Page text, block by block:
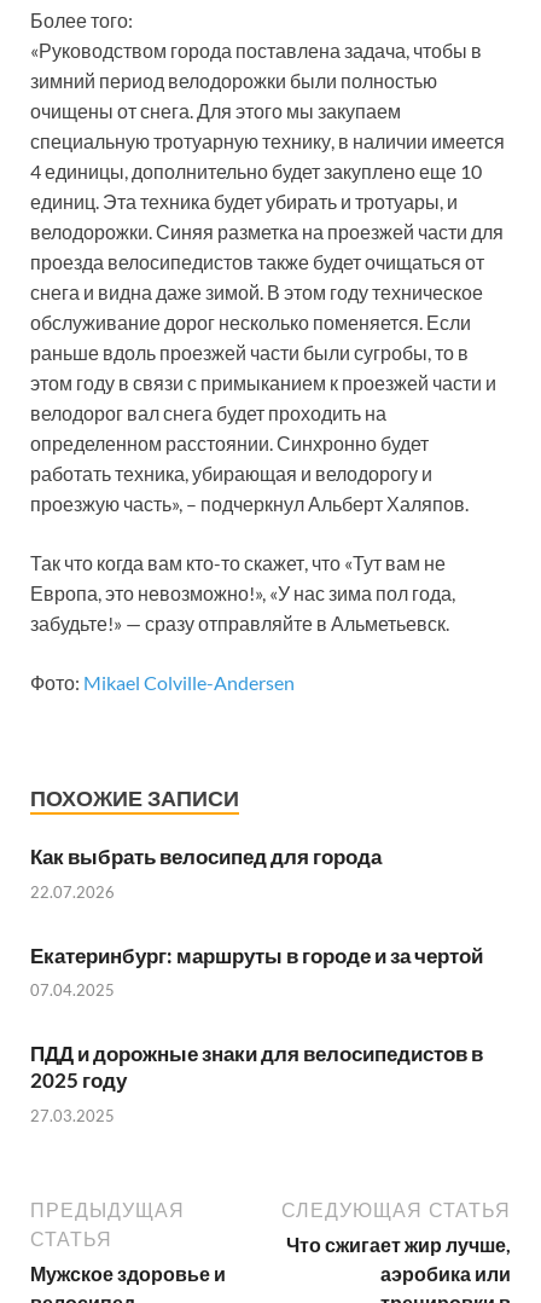
Более того:
«Руководством города поставлена задача, чтобы в
зимний период велодорожки были полностью
очищены от снега. Для этого мы закупаем
специальную тротуарную технику, в наличии имеется
4 единицы, дополнительно будет закуплено еще 10
единиц. Эта техника будет убирать и тротуары, и
велодорожки. Синяя разметка на проезжей части для
проезда велосипедистов также будет очищаться от
снега и видна даже зимой. В этом году техническое
обслуживание дорог несколько поменяется. Если
раньше вдоль проезжей части были сугробы, то в
этом году в связи с примыканием к проезжей части и
велодорог вал снега будет проходить на
определенном расстоянии. Синхронно будет
работать техника, убирающая и велодорогу и
проезжую часть», – подчеркнул Альберт Халяпов.
Так что когда вам кто-то скажет, что «Тут вам не
Европа, это невозможно!», «У нас зима пол года,
забудьте!» — сразу отправляйте в Альметьевск.
Фото: Mikael Colville-Andersen
ПОХОЖИЕ ЗАПИСИ
Как выбрать велосипед для города
22.07.2026
Екатеринбург: маршруты в городе и за чертой
07.04.2025
ПДД и дорожные знаки для велосипедистов в
2025 году
27.03.2025
ПРЕДЫДУЩАЯ
СТАТЬЯ
Мужское здоровье и
СЛЕДУЮЩАЯ СТАТЬЯ
Что сжигает жир лучше,
аэробика или